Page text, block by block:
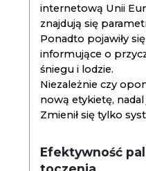
internetową Unii
znajdują się
Ponadto pojawiły
informujące o
śniegu i lodzie.
Niezależnie czy
nową etykietę,
Zmienił się tylko
Efektywność